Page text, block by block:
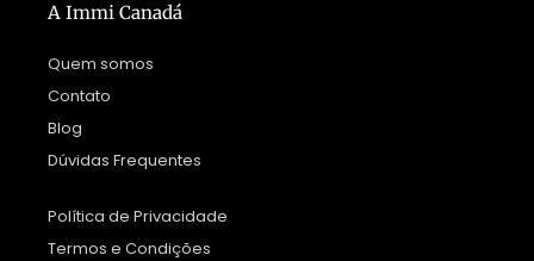
A Immi Canadá
Quem somos
Contato
Blog
Dúvidas Frequentes
Política de Privacidade
Termos e Condições